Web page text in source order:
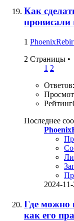
Как
провисали
1
2 Страницы •
1 2
Последнее
2024-
Где можно
как его